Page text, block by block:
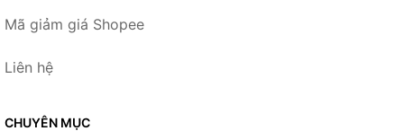
Mã giảm giá Shopee
Liên hệ
CHUYÊN MỤC